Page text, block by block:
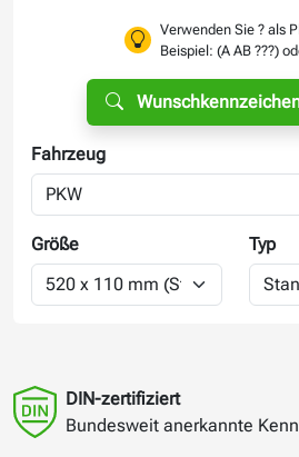
Verwenden Sie ? als
Beispiel: (A AB ???)
Fahrzeug
Größe Typ
DIN-zertifiziert
Bundesweit anerkannte